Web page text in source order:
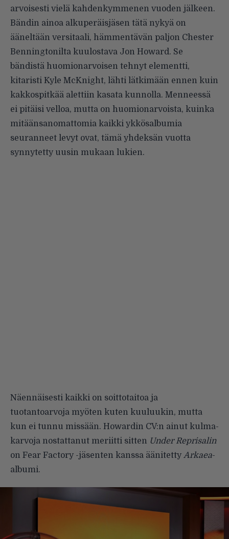
arvoisesti vielä kahden­kymmenen vuoden jälkeen.
Bändin ainoa alkuperäisjäsen tätä nykyä on
ääneltään versitaa­li, hämmentävän paljon Chester
Benningtonilta kuulostava Jon Howard. Se
bändistä huomionarvoi­sen tehnyt elementti,
kitaristi Kyle McKnight, lähti lätkimään ennen kuin
kakkospitkää alettiin kasa­ta kunnolla. Menneessä
ei pitäisi velloa, mutta on huomionarvoista, kuinka
mitäänsanomattomia kaikki ykkösalbumia
seuranneet levyt ovat, tämä yhdeksän vuotta
synnytetty uusin mukaan lukien.
Näennäisesti kaikki on soittotai­toa ja
tuotantoarvoja myöten kuten kuuluukin, mutta
kun ei tunnu mis­sään. Howardin CV:n ainut kulma­
karvoja nostattanut meriitti sitten Under Reprisalin
on Fear Factory -jäsenten kanssa äänitetty Arkaea-
albumi.